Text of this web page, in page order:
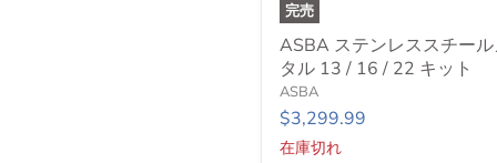
完売
ASBA
ス
テ
ン
レ
ス
ス
ASBA ステンレススチー
タル 13 / 16 / 22 キット
ASBA
$3,299.99
在庫切れ